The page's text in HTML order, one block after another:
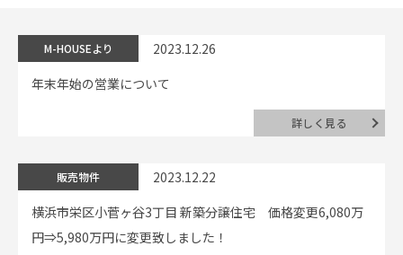
0120-800-108
営業時間／10：00〜19：00 定休日／水曜日
M-HOUSEより
2023.12.26
年末年始の営業について
詳しく見る
販売物件
2023.12.22
横浜市栄区小菅ヶ谷3丁目 新築分譲住宅 価格変更6,080万
円⇒5,980万円に変更致しました！